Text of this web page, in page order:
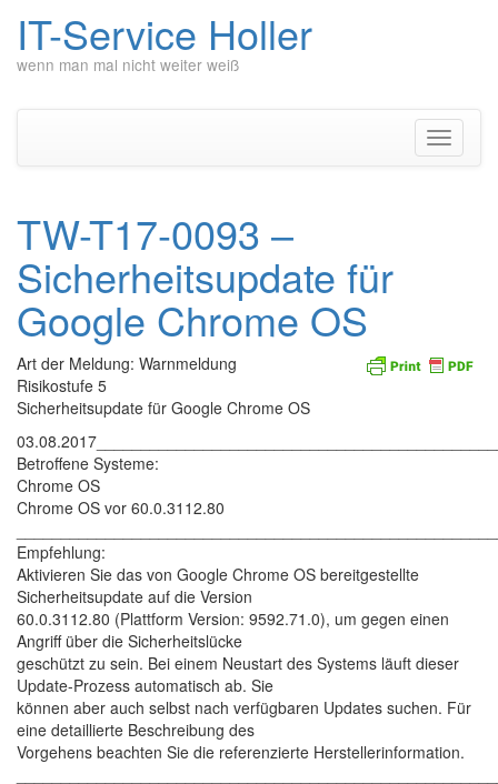
IT-Service Holler
wenn man mal nicht weiter weiß
TW-T17-0093 –
Sicherheitsupdate für
Google Chrome OS
Art der Meldung: Warnmeldung
Risikostufe 5
Sicherheitsupdate für Google Chrome OS
Betroffene Systeme:
Chrome OS
Chrome OS vor 60.0.3112.80
Empfehlung:
Aktivieren Sie das von Google Chrome OS bereitgestellte
Sicherheitsupdate auf die Version
60.0.3112.80 (Plattform Version: 9592.71.0), um gegen einen
Angriff über die Sicherheitslücke
geschützt zu sein. Bei einem Neustart des Systems läuft dieser
Update-Prozess automatisch ab. Sie
können aber auch selbst nach verfügbaren Updates suchen. Für
eine detaillierte Beschreibung des
Vorgehens beachten Sie die referenzierte Herstellerinformation.